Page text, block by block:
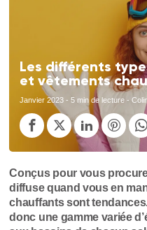
Les différents
et vêtements
Janvier 2023 - 5 min de lecture -
Conçus pour vous
diffuse quand vous en
chauffants sont
donc une gamme variée